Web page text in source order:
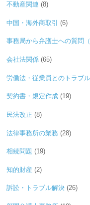
不動産関連 (8)
中国・海外商取引 (6)
事務局から弁護士への質問
会社法関係 (65)
労働法・従業員とのトラブル
契約書・規定作成 (19)
民法改正 (8)
法律事務所の業務 (28)
相続問題 (19)
知的財産 (2)
訴訟・トラブル解決 (26)